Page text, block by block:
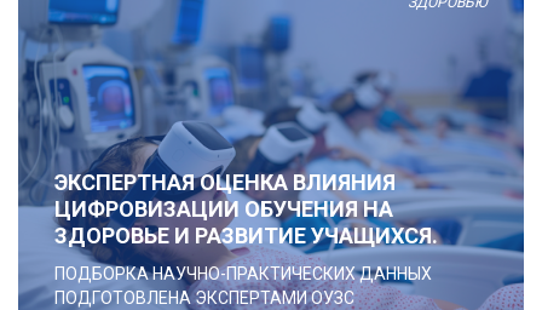
ЭКСПЕРТНАЯ ОЦЕНКА ВЛИЯНИЯ
ЦИФРОВИЗАЦИИ ОБУЧЕНИЯ НА
ЗДОРОВЬЕ И РАЗВИТИЕ УЧАЩИХСЯ.
ПОДБОРКА НАУЧНО-ПРАКТИЧЕСКИХ ДАННЫХ
ПОДГОТОВЛЕНА ЭКСПЕРТАМИ ОУЗС